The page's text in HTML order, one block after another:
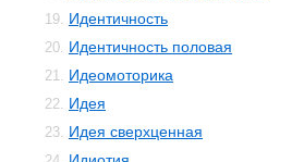
19. Идентичность
20. Идентичность половая
21. Идеомоторика
22. Идея
23. Идея сверхценная